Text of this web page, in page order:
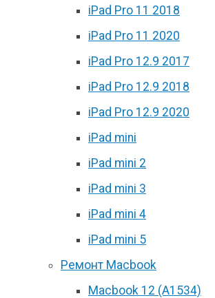
iPad Pro 11 2018
iPad Pro 11 2020
iPad Pro 12.9 2017
iPad Pro 12.9 2018
iPad Pro 12.9 2020
iPad mini
iPad mini 2
iPad mini 3
iPad mini 4
iPad mini 5
Ремонт Macbook
Macbook 12 (А1534)